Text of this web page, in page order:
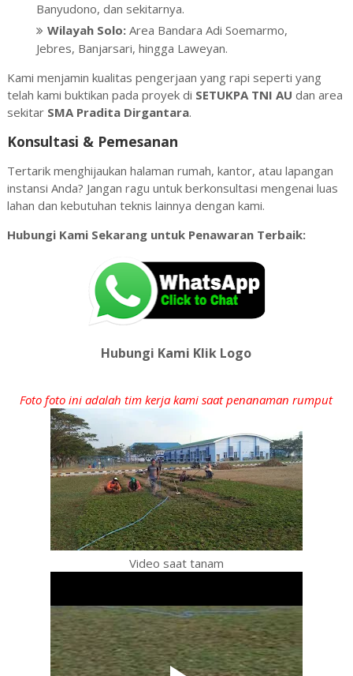
Banyudono, dan sekitarnya.
Wilayah Solo: Area Bandara Adi Soemarmo,
Jebres, Banjarsari, hingga Laweyan.
Kami menjamin kualitas pengerjaan yang rapi seperti yang
telah kami buktikan pada proyek di SETUKPA TNI AU dan area
sekitar SMA Pradita Dirgantara.
Konsultasi & Pemesanan
Tertarik menghijaukan halaman rumah, kantor, atau lapangan
instansi Anda? Jangan ragu untuk berkonsultasi mengenai luas
lahan dan kebutuhan teknis lainnya dengan kami.
Hubungi Kami Sekarang untuk Penawaran Terbaik:
Hubungi Kami Klik Logo
Foto foto ini adalah tim kerja kami saat penanaman rumput
Video saat tanam